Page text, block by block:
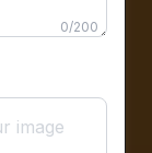
0/200